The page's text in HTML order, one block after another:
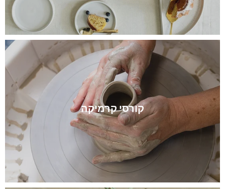
קורסי קרמיקה